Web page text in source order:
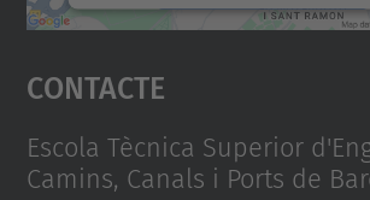
Accepta
powered by
Contacte
Escola Tècnica Superior
Camins, Canals i Ports de